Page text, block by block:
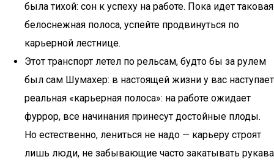
была тихой: сон к успеху на работе. Пока идет таковая
белоснежная полоса, успейте продвинуться по
карьерной лестнице.
Этот транспорт летел по рельсам, будто бы за рулем
был сам Шумахер: в настоящей жизни у вас наступает
реальная «карьерная полоса»: на работе ожидает
фуррор, все начинания принесут достойные плоды.
Но естественно, лениться не надо — карьеру строят
лишь люди, не забывающие часто закатывать рукава